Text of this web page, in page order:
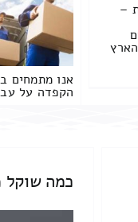
–
אנו מתמחים
הקפדה על
כמה שוקל